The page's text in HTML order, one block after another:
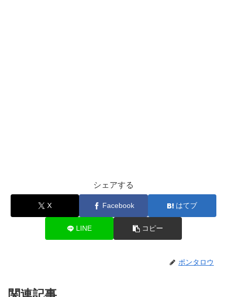
シェアする
X Facebook はてブ
LINE コピー
ポンタロウ